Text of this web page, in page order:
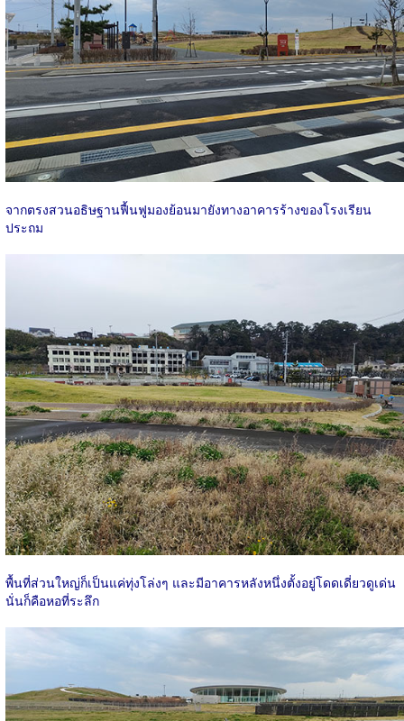
จากตรงสวนอธิษฐานฟื้นฟูมองย้อนมายังทางอาคารร้างของโรงเรียน
ประถม
พื้นที่ส่วนใหญ่ก็เป็นแค่ทุ่งโล่งๆ และมีอาคารหลังหนึ่งตั้งอยู่โดดเดี่ยวดูเด่น
นั่นก็คือหอที่ระลึก